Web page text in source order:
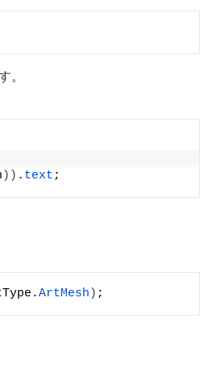
。
)) . text ;
ArtMesh ) ;